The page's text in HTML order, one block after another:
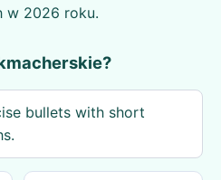
w 2026 roku.
bullets with short